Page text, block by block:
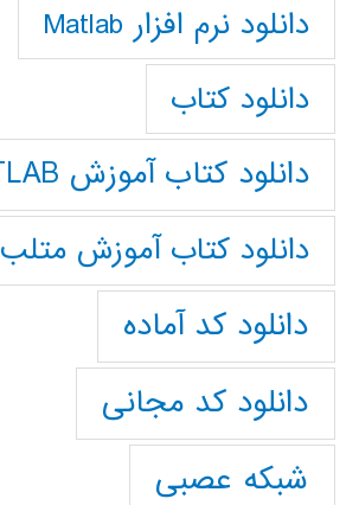
دانلود نرم افزار Matlab
دانلود کتاب
دانلود کتاب آموزش MATLAB
دانلود کتاب آموزش متلب
دانلود کد آماده
دانلود کد مجانی
شبکه عصبی